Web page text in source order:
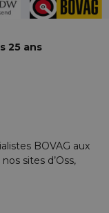
25 ans
BOVAG aux
sites d’Oss,